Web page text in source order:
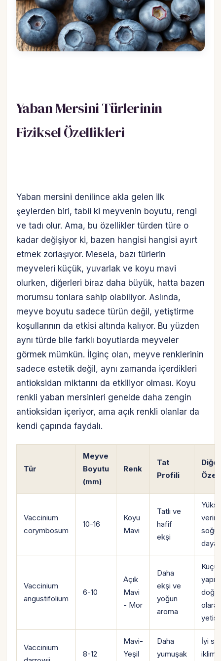
Yaban Mersini Türlerinin
Fiziksel Özellikleri
Yaban mersini denilince akla gelen ilk
şeylerden biri, tabii ki meyvenin boyutu, rengi
ve tadı olur. Ama, bu özellikler türden türe o
kadar değişiyor ki, bazen hangisi hangisi ayırt
etmek zorlaşıyor. Mesela, bazı türlerin
meyveleri küçük, yuvarlak ve koyu mavi
olurken, diğerleri biraz daha büyük, hatta bazen
morumsu tonlara sahip olabiliyor. Aslında,
meyve boyutu sadece türün değil, yetiştirme
koşullarının da etkisi altında kalıyor. Bu yüzden
aynı türde bile farklı boyutlarda meyveler
görmek mümkün. İlginç olan, meyve renklerinin
sadece estetik değil, aynı zamanda içerdikleri
antioksidan miktarını da etkiliyor olması. Koyu
renkli yaban mersinleri genelde daha zengin
antioksidan içeriyor, ama açık renkli olanlar da
kendi çapında faydalı.
Tür
Meyve
Boyutu
(mm)
Renk
Tat
Profili
Diğer
Vaccinium
corymbosum
10-16
Koyu
Mavi
Tatlı ve
hafif
ekşi
Vaccinium
angustifolium
6-10
Açık
Mavi
- Mor
Daha
ekşi ve
yoğun
aroma
doğal
olarak
yetişir
Vaccinium
8-12
Mavi-
Yeşil
Daha
yumuşak
İyi
iklim